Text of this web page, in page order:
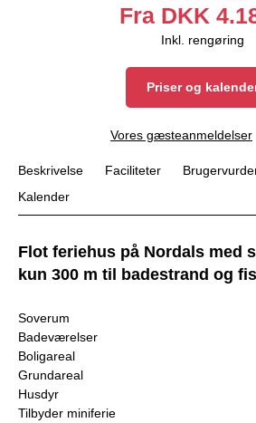
Fra DKK
Inkl. rengøring
Priser og
Vores gæsteanmeldelser
Beskrivelse Faciliteter
Kalender
Flot feriehus på Nordals med
kun 300 m til badestrand og
Soverum
Badeværelser
Boligareal
Grundareal
Husdyr
Tilbyder miniferie